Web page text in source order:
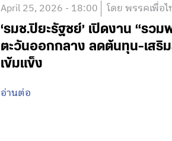
April 25, 2026 - 18:00 โดย พรรคเพื่อ
‘รมช.ปิยะรัฐชย์’ เปิดงาน “ร
ตะวันออกกลาง ลดต้นทุน-เสริ
เข้มแข็ง
อ่านต่อ